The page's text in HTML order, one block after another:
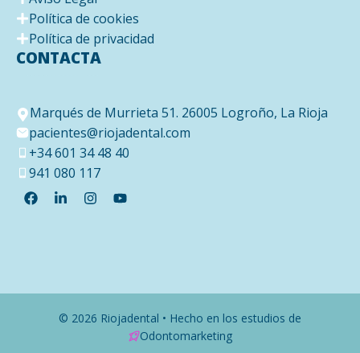
Política de cookies
Política de privacidad
CONTACTA
Marqués de Murrieta 51. 26005 Logroño, La Rioja
pacientes@riojadental.com
+34 601 34 48 40
941 080 117
© 2026 Riojadental • Hecho en los estudios de
Odontomarketing